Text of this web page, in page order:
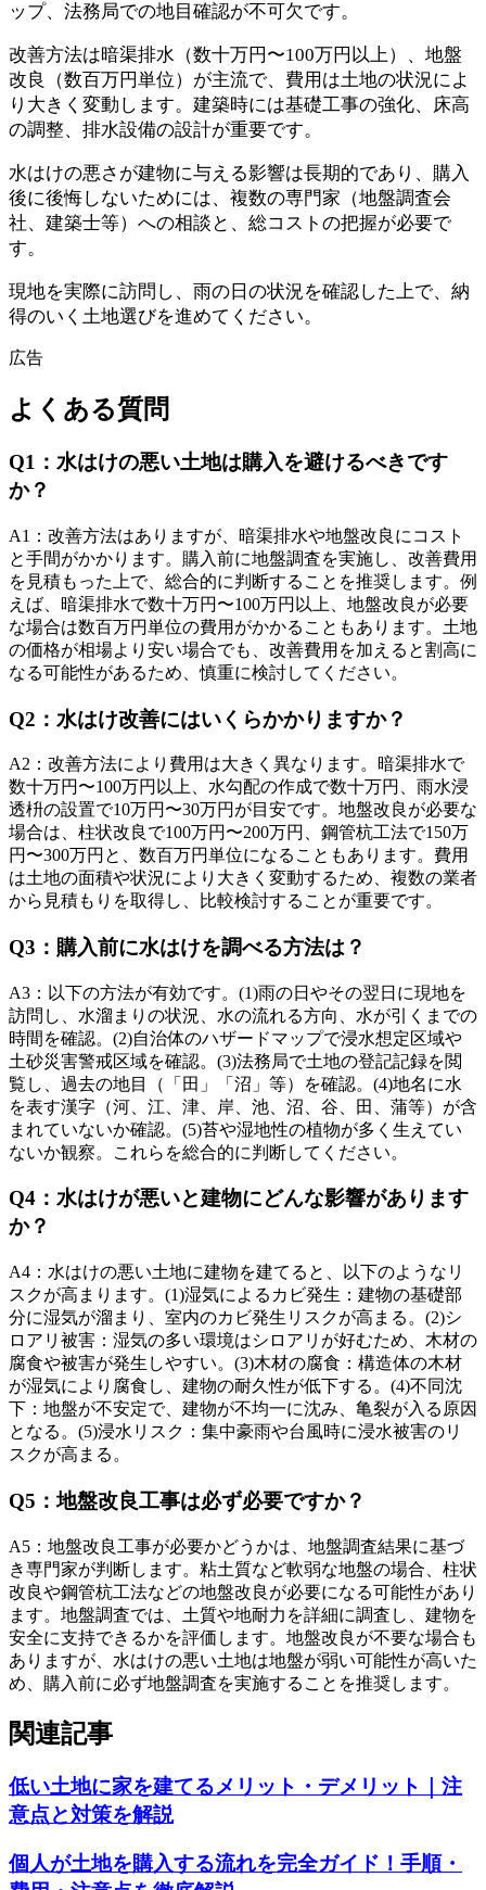
ップ、法務局での地目確認が不可欠です。
改善方法は暗渠排水（数十万円〜100万円以上）、地盤
改良（数百万円単位）が主流で、費用は土地の状況によ
り大きく変動します。建築時には基礎工事の強化、床高
の調整、排水設備の設計が重要です。
水はけの悪さが建物に与える影響は長期的であり、購入
後に後悔しないためには、複数の専門家（地盤調査会
社、建築士等）への相談と、総コストの把握が必要で
す。
現地を実際に訪問し、雨の日の状況を確認した上で、納
得のいく土地選びを進めてください。
広告
よくある質問
Q1 ： 水はけの悪い土地は購入を避けるべきです
か？
A1 ： 改善方法はありますが、暗渠排水や地盤改良にコスト
と手間がかかります。購入前に地盤調査を実施し、改善費用
を見積もった上で、総合的に判断することを推奨します。例
えば、暗渠排水で数十万円〜100万円以上、地盤改良が必要
な場合は数百万円単位の費用がかかることもあります。土地
の価格が相場より安い場合でも、改善費用を加えると割高に
なる可能性があるため、慎重に検討してください。
Q2 ： 水はけ改善にはいくらかかりますか？
A2 ： 改善方法により費用は大きく異なります。暗渠排水で
数十万円〜100万円以上、水勾配の作成で数十万円、雨水浸
透枡の設置で10万円〜30万円が目安です。地盤改良が必要な
場合は、柱状改良で100万円〜200万円、鋼管杭工法で150万
円〜300万円と、数百万円単位になることもあります。費用
は土地の面積や状況により大きく変動するため、複数の業者
から見積もりを取得し、比較検討することが重要です。
Q3 ： 購入前に水はけを調べる方法は？
A3 ： 以下の方法が有効です。(1)雨の日やその翌日に現地を
訪問し、水溜まりの状況、水の流れる方向、水が引くまでの
時間を確認。(2)自治体のハザードマップで浸水想定区域や
土砂災害警戒区域を確認。(3)法務局で土地の登記記録を閲
覧し、過去の地目（「田」「沼」等）を確認。(4)地名に水
を表す漢字（河、江、津、岸、池、沼、谷、田、蒲等）が含
まれていないか確認。(5)苔や湿地性の植物が多く生えてい
ないか観察。これらを総合的に判断してください。
Q4 ： 水はけが悪いと建物にどんな影響があります
か？
A4 ： 水はけの悪い土地に建物を建てると、以下のようなリ
スクが高まります。(1)湿気によるカビ発生：建物の基礎部
分に湿気が溜まり、室内のカビ発生リスクが高まる。(2)シ
ロアリ被害：湿気の多い環境はシロアリが好むため、木材の
腐食や被害が発生しやすい。(3)木材の腐食：構造体の木材
が湿気により腐食し、建物の耐久性が低下する。(4)不同沈
下：地盤が不安定で、建物が不均一に沈み、亀裂が入る原因
となる。(5)浸水リスク：集中豪雨や台風時に浸水被害のリ
スクが高まる。
Q5 ：地盤改良工事は必ず必要ですか？
A5 ： 地盤改良工事が必要かどうかは、地盤調査結果に基づ
き専門家が判断します。粘土質など軟弱な地盤の場合、柱状
改良や鋼管杭工法などの地盤改良が必要になる可能性があり
ます。地盤調査では、土質や地耐力を詳細に調査し、建物を
安全に支持できるかを評価します。地盤改良が不要な場合も
ありますが、水はけの悪い土地は地盤が弱い可能性が高いた
め、購入前に必ず地盤調査を実施することを推奨します。
関連記事
低い土地に家を建てるメリット・デメリット｜注
意点と対策を解説
個人が土地を購入する流れを完全ガイド！手順・